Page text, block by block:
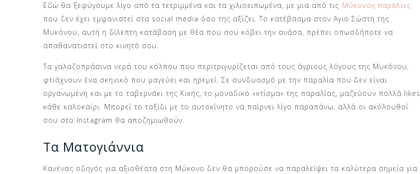
Εδώ θα ξεφύγoυμε λίγο από τα τετριμμένα και τα χιλιοειπωμένα, με μια από τις Μύκονος παραλίες
που δεν έχει εμφανιστεί στα social media όσο της αξίζει. Το κατέβασμα στον Άγιο Σώστη της
Μυκόνου, αυτή η δίλεπτη κατάβαση με θέα που σου κόβει την ανάσα, πρέπει οπωσδήποτε να
απαθανατιστεί στο κινητό σου.
Τα γαλαζοπράσινα νερά του κόλπου που περιτριγυρίζεται από τους άγριους λόγους της Μυκόνου,
φτιάχνουν ένα σκηνικό που μαγεύει και ηρεμεί. Σε συνδυασμό με την παραλία που δεν είναι
οργανωμένη και με το ταβερνάκι της Κικής, το μοναδικό «κτίσμα» της παραλίας, μαζεύουν πολλά likes
κάθε καλοκαίρι. Μπορεί το ταξίδι με το αυτοκίνητο να παίρνει λίγο παραπάνω, αλλά οι ακόλουθοί
σου στο Instagram θα αποζημιωθούν.
Τα Ματογιάννια
Κανένας οδηγός για αξιοθέατα στη Μύκονο δεν θα μπορούσε να παραλείψει τα καλύτερα σημεία για